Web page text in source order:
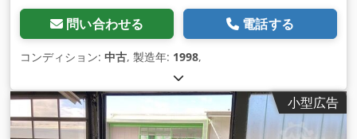
問い合わせる 電話する
コンディション: 中古, 製造年: 1998,
小型広告